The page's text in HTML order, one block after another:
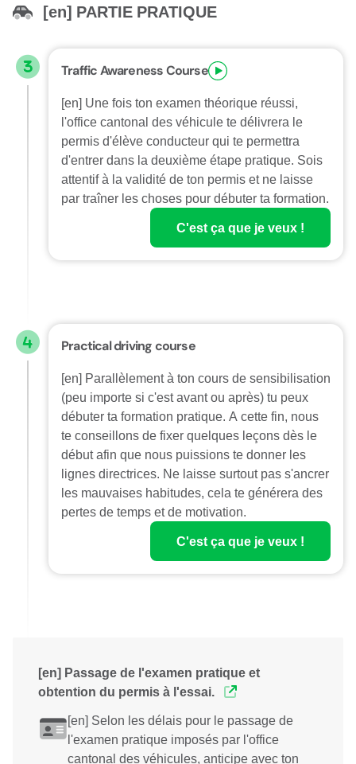
[en] PARTIE PRATIQUE
Traffic Awareness Course
[en] Une fois ton examen théorique réussi,
l'office cantonal des véhicule te délivrera le
permis d'élève conducteur qui te permettra
d'entrer dans la deuxième étape pratique. Sois
attentif à la validité de ton permis et ne laisse
par traîner les choses pour débuter ta formation.
C'est ça que je veux !
Practical driving course
[en] Parallèlement à ton cours de sensibilisation
(peu importe si c'est avant ou après) tu peux
débuter ta formation pratique. A cette fin, nous
te conseillons de fixer quelques leçons dès le
début afin que nous puissions te donner les
lignes directrices. Ne laisse surtout pas s'ancrer
les mauvaises habitudes, cela te générera des
pertes de temps et de motivation.
C'est ça que je veux !
[en] Passage de l'examen pratique et
obtention du permis à l'essai.
[en] Selon les délais pour le passage de
l'examen pratique imposés par l'office
cantonal des véhicules, anticipe avec ton